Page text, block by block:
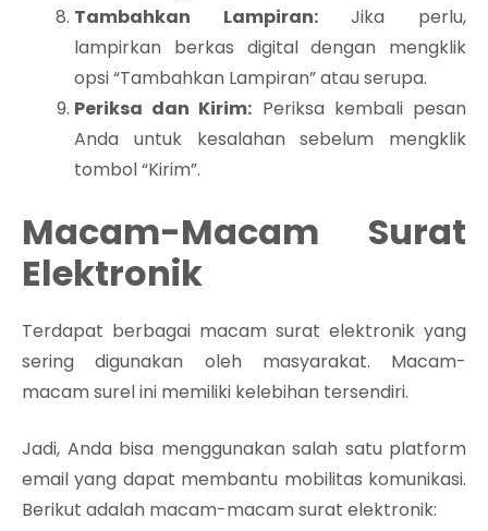
Tambahkan Lampiran:Jika perlu,
lampirkan berkas digital dengan mengklik
opsi “Tambahkan Lampiran” atau serupa.
Periksa dan Kirim: Periksa kembali pesan
Anda untuk kesalahan sebelum mengklik
tombol “Kirim”.
Macam-Macam Surat
Elektronik
Terdapat berbagai macam surat elektronik yang
sering digunakan oleh masyarakat. Macam-
macam surel ini memiliki kelebihan tersendiri.
Jadi, Anda bisa menggunakan salah satu platform
email yang dapat membantu mobilitas komunikasi.
Berikut adalah macam-macam surat elektronik: